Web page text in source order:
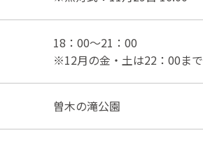
18：00〜21：00
※12月の金・土は22：00まで
曽木の滝公園